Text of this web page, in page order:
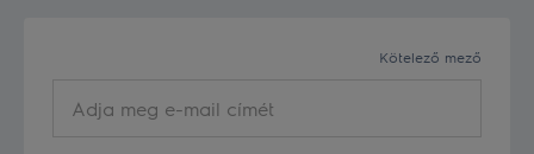
Kötelező mező
meg